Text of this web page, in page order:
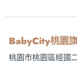
BabyCity桃園
桃園市桃園區經國